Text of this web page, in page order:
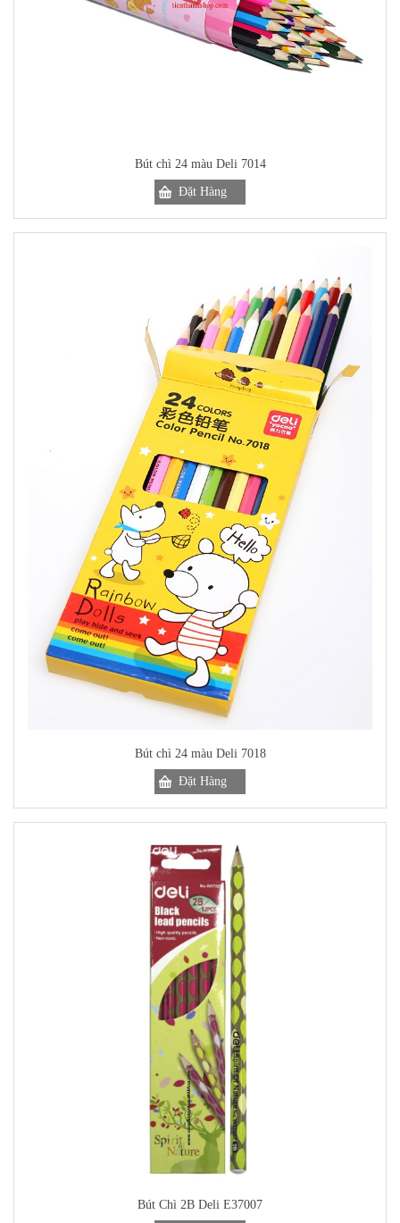
Bút chì 24 màu Deli 7014
Bút chì 24 màu Deli 7018
Bút Chì 2B Deli E37007